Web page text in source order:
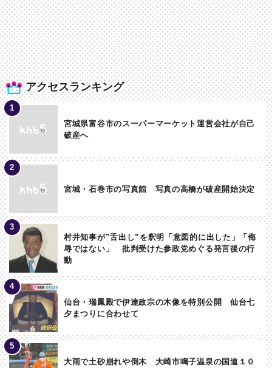
アクセスランキング
宮城県富谷市のスーパーマーケット運営会社が自己
破産へ
宮城・石巻市の写真館 写真の高橋が破産開始決定
村井知事が”舌出し”を釈明「意図的に出した」「侮
辱ではない」 批判受けた参政党めぐる発言後の行
動
仙台・瑞鳳殿で伊達政宗の木像を特別公開 仙台七
夕まつりに合わせて
大雨で土砂崩れや倒木 大崎市鳴子温泉の国道１０